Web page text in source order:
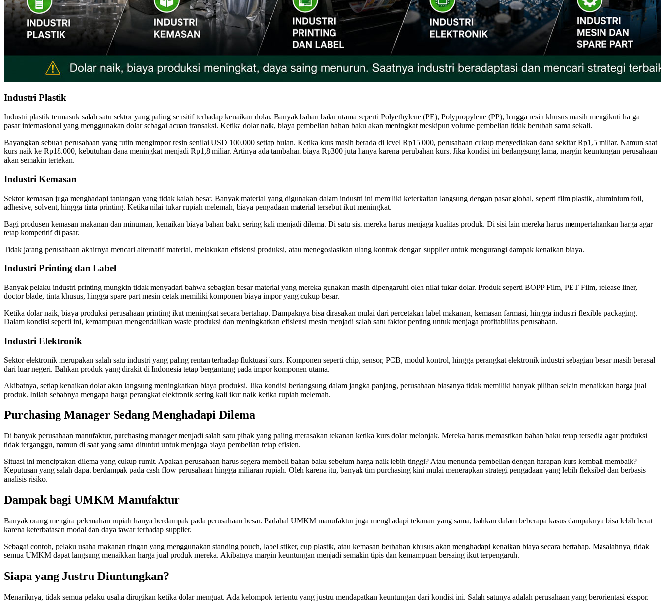
Industri Plastik
Industri plastik termasuk salah satu sektor yang paling sensitif terhadap kenaikan dolar. Banyak bahan baku utama seperti Polyethylene (PE), Polypropylene (PP), hingga resin khusus masih mengikuti harga
pasar internasional yang menggunakan dolar sebagai acuan transaksi. Ketika dolar naik, biaya pembelian bahan baku akan meningkat meskipun volume pembelian tidak berubah sama sekali.
Bayangkan sebuah perusahaan yang rutin mengimpor resin senilai USD 100.000 setiap bulan. Ketika kurs masih berada di level Rp15.000, perusahaan cukup menyediakan dana sekitar Rp1,5 miliar. Namun saat
kurs naik ke Rp18.000, kebutuhan dana meningkat menjadi Rp1,8 miliar. Artinya ada tambahan biaya Rp300 juta hanya karena perubahan kurs. Jika kondisi ini berlangsung lama, margin keuntungan perusahaan
akan semakin tertekan.
Industri Kemasan
Sektor kemasan juga menghadapi tantangan yang tidak kalah besar. Banyak material yang digunakan dalam industri ini memiliki keterkaitan langsung dengan pasar global, seperti film plastik, aluminium foil,
adhesive, solvent, hingga tinta printing. Ketika nilai tukar rupiah melemah, biaya pengadaan material tersebut ikut meningkat.
Bagi produsen kemasan makanan dan minuman, kenaikan biaya bahan baku sering kali menjadi dilema. Di satu sisi mereka harus menjaga kualitas produk. Di sisi lain mereka harus mempertahankan harga agar
tetap kompetitif di pasar.
Tidak jarang perusahaan akhirnya mencari alternatif material, melakukan efisiensi produksi, atau menegosiasikan ulang kontrak dengan supplier untuk mengurangi dampak kenaikan biaya.
Industri Printing dan Label
Banyak pelaku industri printing mungkin tidak menyadari bahwa sebagian besar material yang mereka gunakan masih dipengaruhi oleh nilai tukar dolar. Produk seperti BOPP Film, PET Film, release liner,
doctor blade, tinta khusus, hingga spare part mesin cetak memiliki komponen biaya impor yang cukup besar.
Ketika dolar naik, biaya produksi perusahaan printing ikut meningkat secara bertahap. Dampaknya bisa dirasakan mulai dari percetakan label makanan, kemasan farmasi, hingga industri flexible packaging.
Dalam kondisi seperti ini, kemampuan mengendalikan waste produksi dan meningkatkan efisiensi mesin menjadi salah satu faktor penting untuk menjaga profitabilitas perusahaan.
Industri Elektronik
Sektor elektronik merupakan salah satu industri yang paling rentan terhadap fluktuasi kurs. Komponen seperti chip, sensor, PCB, modul kontrol, hingga perangkat elektronik industri sebagian besar masih berasal
dari luar negeri. Bahkan produk yang dirakit di Indonesia tetap bergantung pada impor komponen utama.
Akibatnya, setiap kenaikan dolar akan langsung meningkatkan biaya produksi. Jika kondisi berlangsung dalam jangka panjang, perusahaan biasanya tidak memiliki banyak pilihan selain menaikkan harga jual
produk. Inilah sebabnya mengapa harga perangkat elektronik sering kali ikut naik ketika rupiah melemah.
Purchasing Manager Sedang Menghadapi Dilema
Di banyak perusahaan manufaktur, purchasing manager menjadi salah satu pihak yang paling merasakan tekanan ketika kurs dolar melonjak. Mereka harus memastikan bahan baku tetap tersedia agar produksi
tidak terganggu, namun di saat yang sama dituntut untuk menjaga biaya pembelian tetap efisien.
Situasi ini menciptakan dilema yang cukup rumit. Apakah perusahaan harus segera membeli bahan baku sebelum harga naik lebih tinggi? Atau menunda pembelian dengan harapan kurs kembali membaik?
Keputusan yang salah dapat berdampak pada cash flow perusahaan hingga miliaran rupiah. Oleh karena itu, banyak tim purchasing kini mulai menerapkan strategi pengadaan yang lebih fleksibel dan berbasis
analisis risiko.
Dampak bagi UMKM Manufaktur
Banyak orang mengira pelemahan rupiah hanya berdampak pada perusahaan besar. Padahal UMKM manufaktur juga menghadapi tekanan yang sama, bahkan dalam beberapa kasus dampaknya bisa lebih berat
karena keterbatasan modal dan daya tawar terhadap supplier.
Sebagai contoh, pelaku usaha makanan ringan yang menggunakan standing pouch, label stiker, cup plastik, atau kemasan berbahan khusus akan menghadapi kenaikan biaya secara bertahap. Masalahnya, tidak
semua UMKM dapat langsung menaikkan harga jual produk mereka. Akibatnya margin keuntungan menjadi semakin tipis dan kemampuan bersaing ikut terpengaruh.
Siapa yang Justru Diuntungkan?
Menariknya, tidak semua pelaku usaha dirugikan ketika dolar menguat. Ada kelompok tertentu yang justru mendapatkan keuntungan dari kondisi ini. Salah satunya adalah perusahaan yang berorientasi ekspor.